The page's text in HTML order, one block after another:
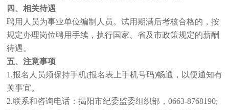
四、相关待遇
聘用人员为事业单位编制人员。试用期满后考核合格的，按
规定办理岗位聘用手续，执行国家、省及市政策规定的薪酬
待遇。
五、注意事项
1.报名人员须保持手机(报名表上手机号码)畅通，以便通知有
关事宜。
2.联系和咨询电话：揭阳市纪委监委组织部，0663-8768190;